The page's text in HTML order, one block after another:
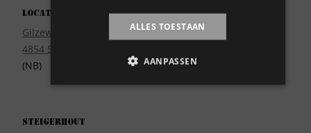
Locatie
Gilzeweg 17
4854 SE Bavel
(NB)
Wie zijn wij?
Steigerhout
ALLES TOESTAAN
AANPASSEN